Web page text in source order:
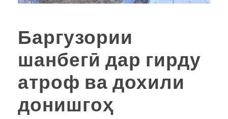
Баргузории
шанбегӣ дар гирду
атроф ва дохили
донишгоҳ